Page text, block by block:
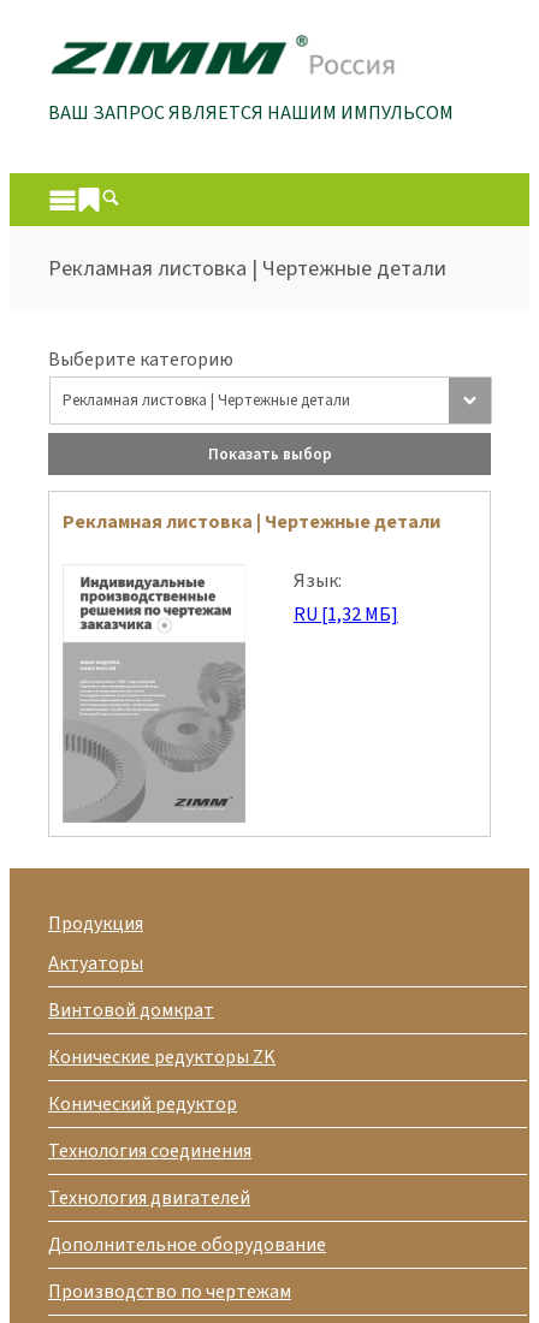
ВАШ ЗАПРОС ЯВЛЯЕТСЯ НАШИМ ИМПУЛЬСОМ
Рекламная листовка | Чертежные детали
Выберите категорию
Показать выбор
Рекламная листовка | Чертежные детали
Язык:
RU [1,32 МБ]
Продукция
Актуаторы
Винтовой домкрат
Конические редукторы ZK
Конический редуктор
Технология соединения
Технология двигателей
Дополнительное оборудование
Производство по чертежам